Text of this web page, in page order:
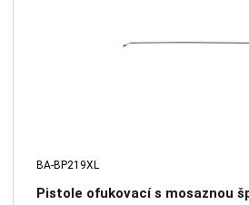
BA-BP219XL
Pistole ofukovací s mosaznou